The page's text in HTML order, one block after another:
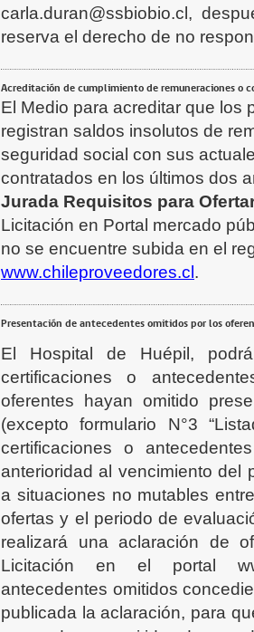
carla.duran@ssbiobio.cl,
reserva el derecho de no
Acreditación de cumplimiento de remuneraciones o
El Medio para acreditar que los
registran saldos insolutos de
seguridad social con sus
contratados en los últimos dos
Jurada Requisitos para
Licitación en Portal mercado
no se encuentre subida en el
www.chileproveedores.cl .
Presentación de antecedentes omitidos por los
El Hospital de Huépil,
certificaciones o
oferentes hayan omitido
(excepto formulario N°3
certificaciones o
anterioridad al vencimiento del
a situaciones no mutables
ofertas y el periodo de
realizará una aclaración de
Licitación en el portal
antecedentes omitidos
publicada la aclaración, para